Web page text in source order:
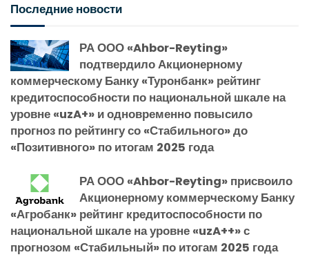
Последние новости
РА ООО «Ahbor-Reyting»
подтвердило Акционерному
коммерческому Банку «Туронбанк» рейтинг
кредитоспособности по национальной шкале на
уровне «uzA+» и одновременно повысило
прогноз по рейтингу со «Стабильного» до
«Позитивного» по итогам 2025 года
РА ООО «Ahbor-Reyting» присвоило
Акционерному коммерческому Банку
«Агробанк» рейтинг кредитоспособности по
национальной шкале на уровне «uzA++» с
прогнозом «Стабильный» по итогам 2025 года